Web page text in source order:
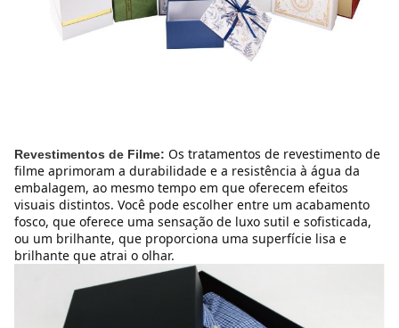
Revestimentos de Filme: Os tratamentos de revestimento de
filme aprimoram a durabilidade e a resistência à água da
embalagem, ao mesmo tempo em que oferecem efeitos
visuais distintos. Você pode escolher entre um acabamento
fosco, que oferece uma sensação de luxo sutil e sofisticada,
ou um brilhante, que proporciona uma superfície lisa e
brilhante que atrai o olhar.